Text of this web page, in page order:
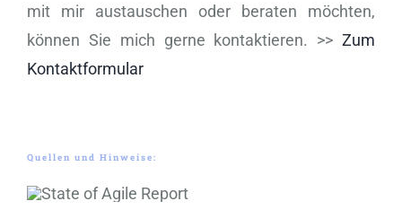
mit mir austauschen oder beraten möchten,
können Sie mich gerne kontaktieren. >>Zum
Kontaktformular
Quellen und Hinweise: